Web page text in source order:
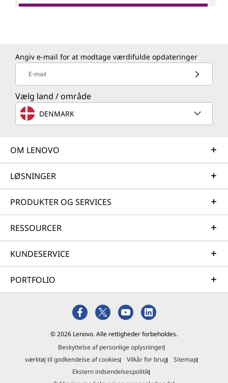
Angiv e-mail for at modtage værdifulde opdateringer
E-mail
Vælg land / område
DENMARK
OM LENOVO
LØSNINGER
PRODUKTER OG SERVICES
RESSOURCER
KUNDESERVICE
PORTFOLIO
© 2026 Lenovo. Alle rettigheder forbeholdes.
Beskyttelse af personlige oplysninger
værktøj til godkendelse af cookies
Vilkår for brug
Sitemap
Ekstern indsendelsespolitik